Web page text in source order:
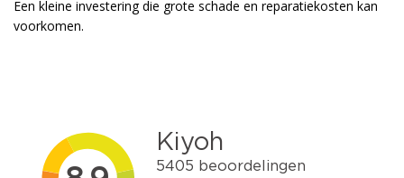
Een kleine investering die grote schade en reparatiekosten kan
voorkomen.